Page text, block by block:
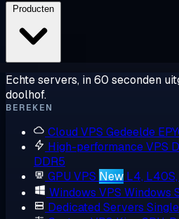
Echte servers, in 60 seconden
doolhof.
BEREKEN
Cloud VPS Gedeelde
High-performance VPS
DDR5
GPU VPS New L4,
Windows VPS Windows
Dedicated Servers